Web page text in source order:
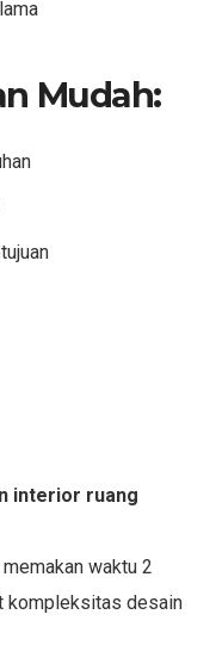
Mudah:
interior ruang
waktu 2
kompleksitas desain